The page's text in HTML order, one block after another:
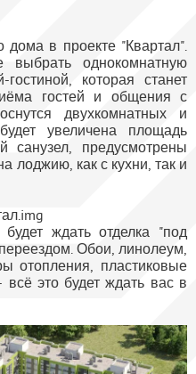
дома в проекте "Квартал".
однокомнатную
которая станет
гостей и общения с
двухкомнатных и
увеличена площадь
санузел, предусмотрены
лоджию, как с кухни, так и
ждать отделка "под
Обои, линолеум,
отопления, пластиковые
всё это будет ждать вас в